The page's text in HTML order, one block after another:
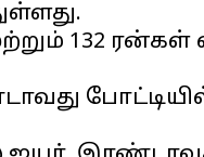
132 ரன்கள்
போட்டியில்